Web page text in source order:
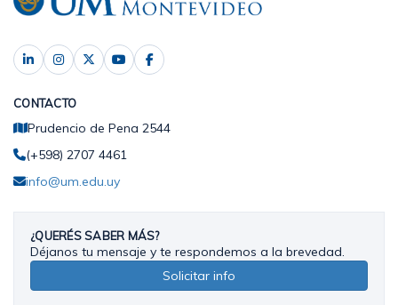
CONTACTO
Prudencio de Pena 2544
(+598) 2707 4461
info@um.edu.uy
¿QUERÉS SABER MÁS?
Déjanos tu mensaje y te respondemos a la brevedad.
Solicitar info